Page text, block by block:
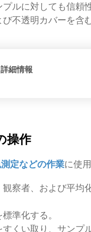
ルに対しても信頼
不透明カバーを含
詳細情報
操作
定などの作業に使
察者、および平均
準化する。
くい取り、サンプ